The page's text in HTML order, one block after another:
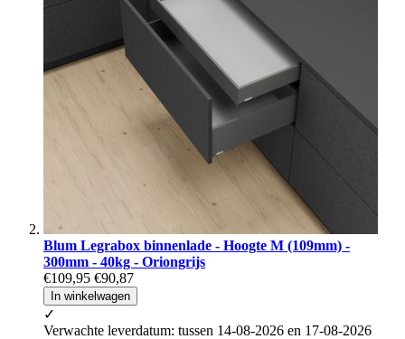
Blum Legrabox binnenlade - Hoogte M (109mm) -
300mm - 40kg - Oriongrijs
€109,95 €90,87
In winkelwagen
✓
Verwachte leverdatum: tussen 14-08-2026 en 17-08-2026